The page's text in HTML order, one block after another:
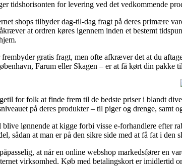
tidshorisonten for levering ved det vedkommende
shops tilbyder dag-til-dag fragt på deres primære
at ordren køres igennem inden et bestemt
gratis fragt, men ofte afkræver det at du
Farum eller Skagen – er at få kørt din pakke
for folk at finde frem til de bedste priser i blandt
på deres produkter – til piger og drenge,
lønnende at kigge forbi visse e-forhandlere efter
sådan at man er på den sikre side med at få fat i den
at når en online webshop markedsfører en
virksomhed. Køb med betalingskort er imidlertid